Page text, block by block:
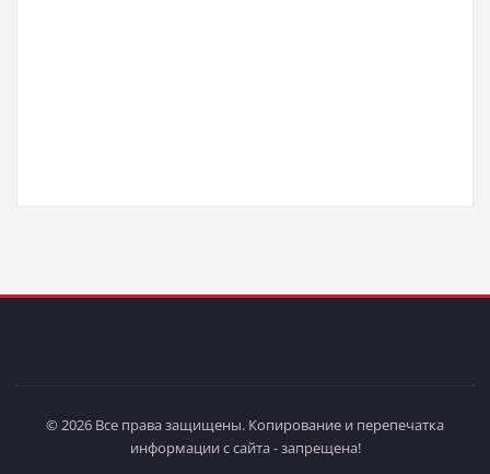
© 2026 Все права защищены. Копирование и перепечатка
информации с сайта - запрещена!